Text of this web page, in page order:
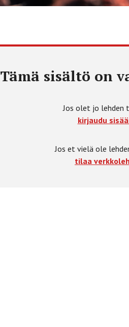
Tämä sisältö on
Jos olet jo lehden
kirjaudu
Jos et vielä ole
tilaa